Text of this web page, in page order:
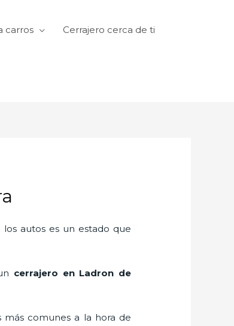
carros Cerrajero cerca de ti
los autos es un estado que
cerrajero en Ladron de
comunes a la hora de